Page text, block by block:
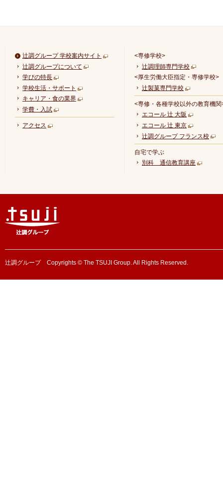
辻調グループ 学校案内サイト
辻調グループについて
学びの特長
学校生活・サポート
キャリア・食の業界
学費・入試
アクセス
<専修学校>
辻調理師専門学校
<厚生労働大臣指定・専修学校>
辻製菓専門学校
<専修・各種学校以外の教育機関
エコール 辻 大阪
エコール 辻 東京
辻調グループ フランス校
自宅で学ぶ
別科 通信教育講座
辻調グループ Copyrights © The TSUJI Group. All Rights Reserved.